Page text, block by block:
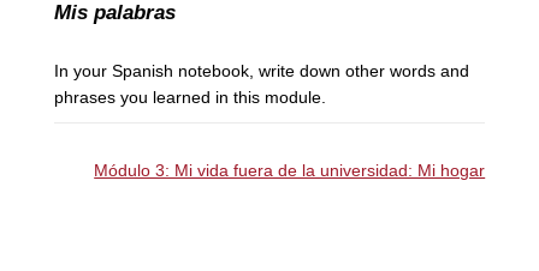
Mis palabras
In your Spanish notebook, write down other words and
phrases you learned in this module.
Módulo 3: Mi vida fuera de la universidad: Mi hogar